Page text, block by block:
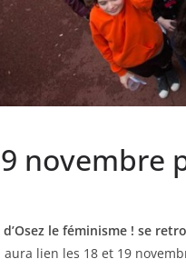
novembre
le féminisme ! se
lien les 18 et 19